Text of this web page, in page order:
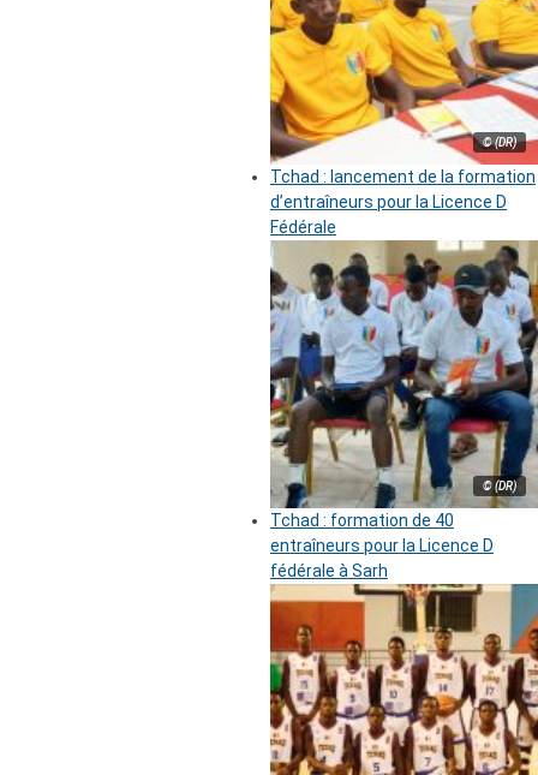
© (DR)
Tchad : lancement de la formation
d’entraîneurs pour la Licence D
Fédérale
© (DR)
Tchad : formation de 40
entraîneurs pour la Licence D
fédérale à Sarh